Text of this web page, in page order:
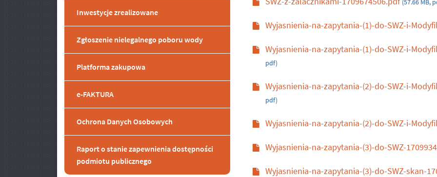
Inwestycje zrealizowane
Zgłoszenie nielegalnego poboru wody
Platforma zakupowa
e-FAKTURA
Ochrona Danych Osobowych
Raport o stanie zapewnienia dostępności
podmiotu publicznego
(57.66 MB,
Wyjasnienia-na-zapytania-(1)-do-SWZ-i-
Wyjasnienia-na-zapytania-(1)-do-SWZ-i-
pdf)
Wyjasnienia-na-zapytania-(2)-do-SWZ-i-
pdf)
Wyjasnienia-na-zapytania-(2)-do-SWZ-i-
Wyjasnienia-na-zapytania-(3)-do-SWZ-
Wyjasnienia-na-zapytania-(3)-do-SWZ-skan-